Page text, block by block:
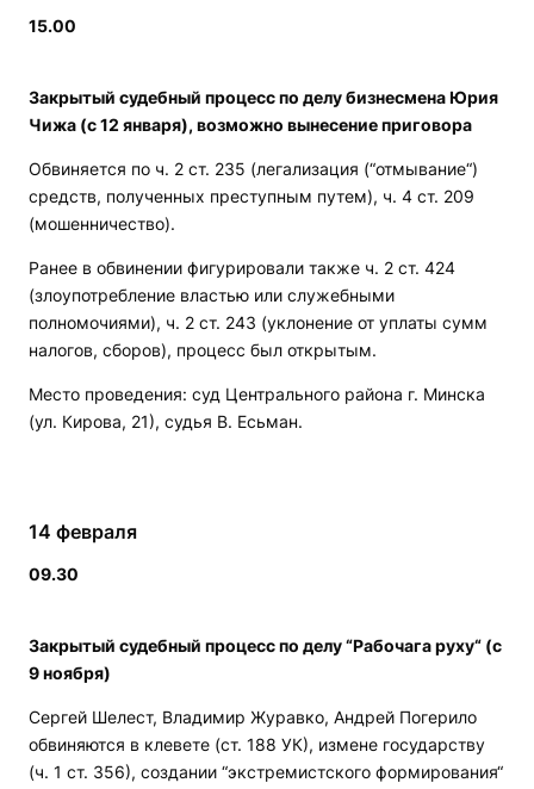
15.00
Закрытый судебный процесс по делу бизнесмена Юрия
Чижа (с 12 января), возможно вынесение приговора
Обвиняется по ч. 2 ст. 235 (легализация (“отмывание“)
средств, полученных преступным путем), ч. 4 ст. 209
(мошенничество).
Ранее в обвинении фигурировали также ч. 2 ст. 424
(злоупотребление властью или служебными
полномочиями), ч. 2 ст. 243 (уклонение от уплаты сумм
налогов, сборов), процесс был открытым.
Место проведения: суд Центрального района г. Минска
(ул. Кирова, 21), судья В. Есьман.
14 февраля
09.30
Закрытый судебный процесс по делу “Рабочага руху“ (с
9 ноября)
Сергей Шелест, Владимир Журавко, Андрей Погерило
обвиняются в клевете (ст. 188 УК), измене государству
(ч. 1 ст. 356), создании “экстремистского формирования“